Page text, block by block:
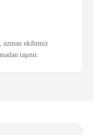
uzman ekibimiz
taşınır.